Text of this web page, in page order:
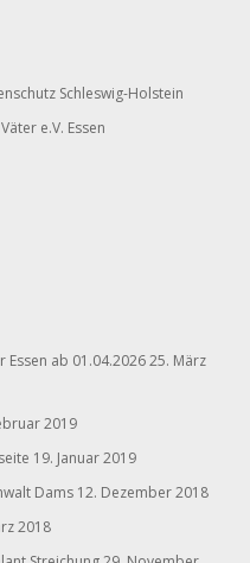
Schleswig-Holstein
e.V. Essen
ab 01.04.202625. März
2019
19. Januar 2019
Dams 12. Dezember 2018
2018